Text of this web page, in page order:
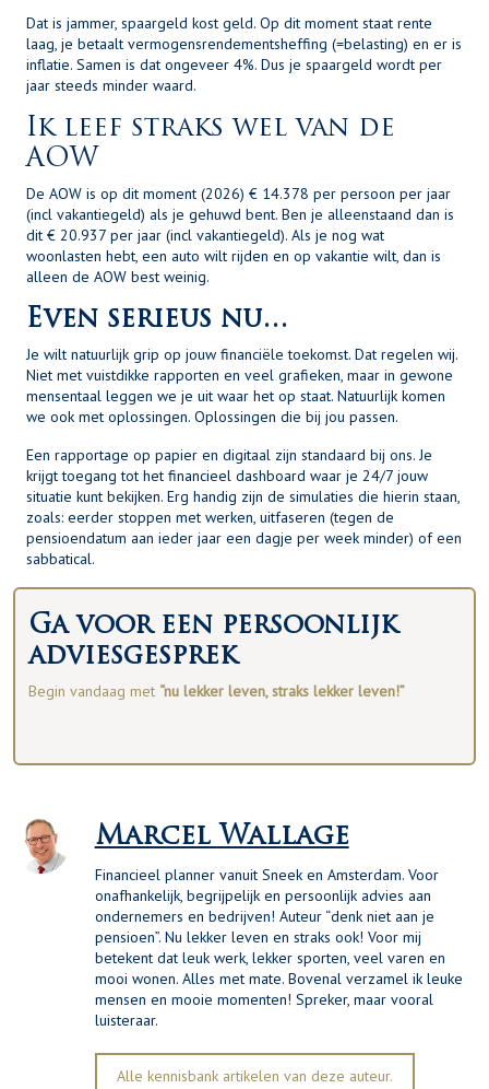
Dat is jammer, spaargeld kost geld. Op dit moment staat rente
laag, je betaalt vermogensrendementsheffing (=belasting) en er is
inflatie. Samen is dat ongeveer 4%. Dus je spaargeld wordt per
jaar steeds minder waard.
Ik leef straks wel van de
AOW
De AOW is op dit moment (2026) € 14.378 per persoon per jaar
(incl vakantiegeld) als je gehuwd bent. Ben je alleenstaand dan is
dit € 20.937 per jaar (incl vakantiegeld). Als je nog wat
woonlasten hebt, een auto wilt rijden en op vakantie wilt, dan is
alleen de AOW best weinig.
Even serieus nu…
Je wilt natuurlijk grip op jouw financiële toekomst. Dat regelen wij.
Niet met vuistdikke rapporten en veel grafieken, maar in gewone
mensentaal leggen we je uit waar het op staat. Natuurlijk komen
we ook met oplossingen. Oplossingen die bij jou passen.
Een rapportage op papier en digitaal zijn standaard bij ons. Je
krijgt toegang tot het financieel dashboard waar je 24/7 jouw
situatie kunt bekijken. Erg handig zijn de simulaties die hierin staan,
zoals: eerder stoppen met werken, uitfaseren (tegen de
pensioendatum aan ieder jaar een dagje per week minder) of een
sabbatical.
Ga voor een persoonlijk
adviesgesprek
Begin vandaag met “nu lekker leven, straks lekker leven!”
Marcel Wallage
Financieel planner vanuit Sneek en Amsterdam. Voor
onafhankelijk, begrijpelijk en persoonlijk advies aan
ondernemers en bedrijven! Auteur “denk niet aan je
pensioen”. Nu lekker leven en straks ook! Voor mij
betekent dat leuk werk, lekker sporten, veel varen en
mooi wonen. Alles met mate. Bovenal verzamel ik leuke
mensen en mooie momenten! Spreker, maar vooral
luisteraar.
Alle kennisbank artikelen van deze auteur.